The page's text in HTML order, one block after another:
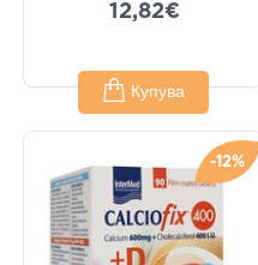
12,82€
Купува
-12%